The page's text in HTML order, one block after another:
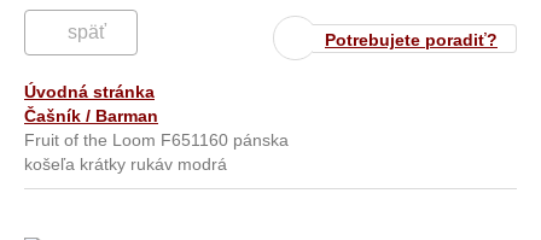
Potrebujete poradiť?
späť
Úvodná stránka
Čašník / Barman
Fruit of the Loom F651160 pánska
košeľa krátky rukáv modrá